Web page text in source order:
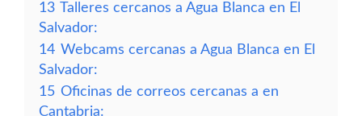
13 Talleres cercanos a Agua Blanca en El
Salvador:
14 Webcams cercanas a Agua Blanca en El
Salvador:
15 Oficinas de correos cercanas a en
Cantabria: